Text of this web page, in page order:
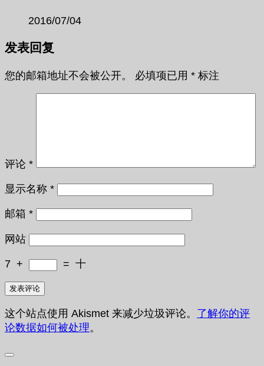
2016/07/04
发表回复
您的邮箱地址不会被公开。 必填项已用 * 标注
评论 *
显示名称 *
邮箱 *
网站
7 + = 十
这个站点使用 Akismet 来减少垃圾评论。 了解你的评
论数据如何被处理。